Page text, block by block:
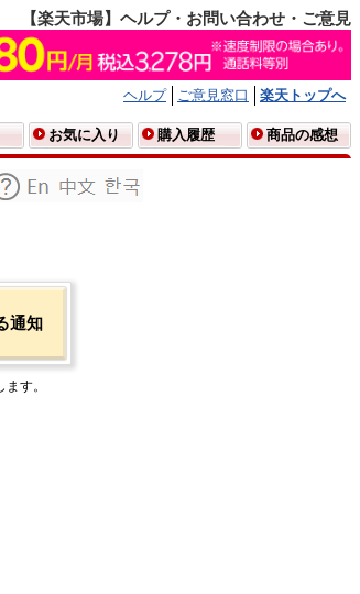
【楽天市場】ヘルプ・お問い合わせ・ご意見
ヘルプ ご意見窓口
楽天トップへ
お気に入り 購入履歴 商品の感想
通知
す。